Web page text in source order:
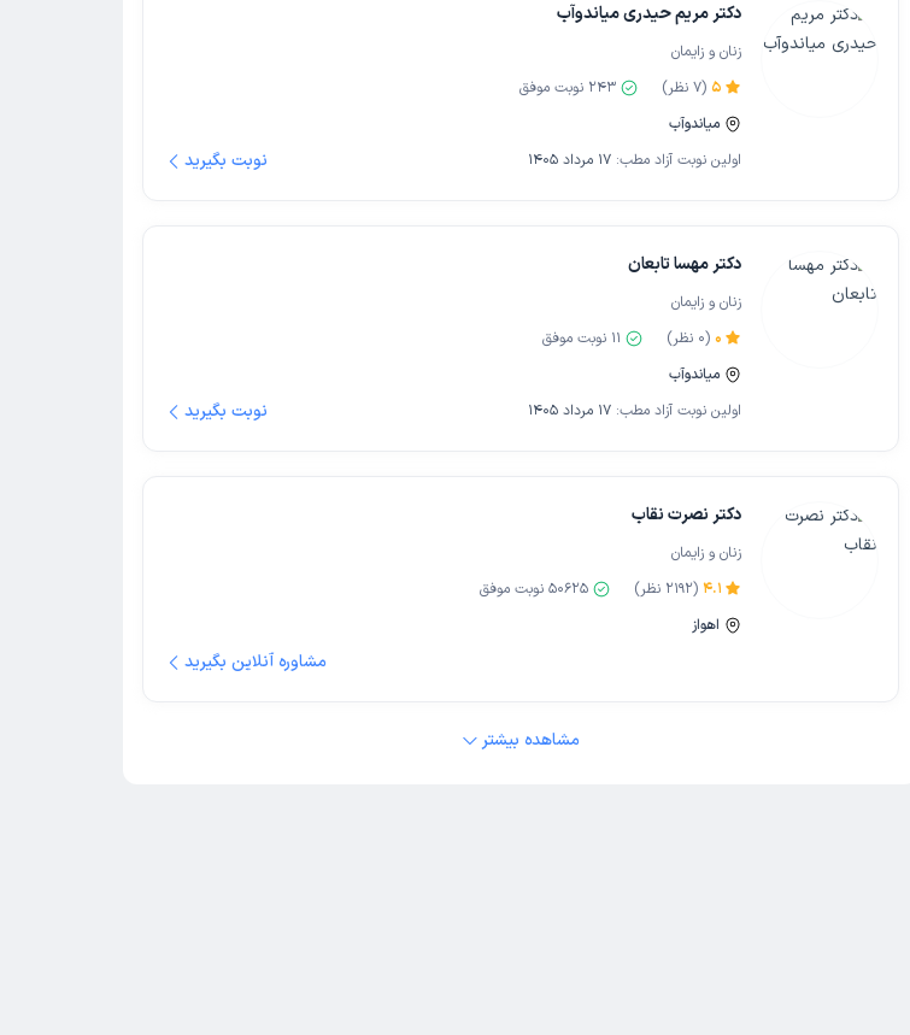
دکتر مریم حیدری میاندوآب
زنان و زایمان
5
(
7 نظر) 243 نوبت موفق
میاندوآب
اولین نوبت آزاد مطب: 17 مرداد 1405 نوبت بگیرید
دکتر مهسا تابعان
زنان و زایمان
0
(
0 نظر) 11 نوبت موفق
میاندوآب
اولین نوبت آزاد مطب: 17 مرداد 1405 نوبت بگیرید
دکتر نصرت نقاب
زنان و زایمان
4.1
(
2192 نظر) 50625 نوبت موفق
اهواز
مشاوره آنلاین بگیرید
مشاهده بیشتر